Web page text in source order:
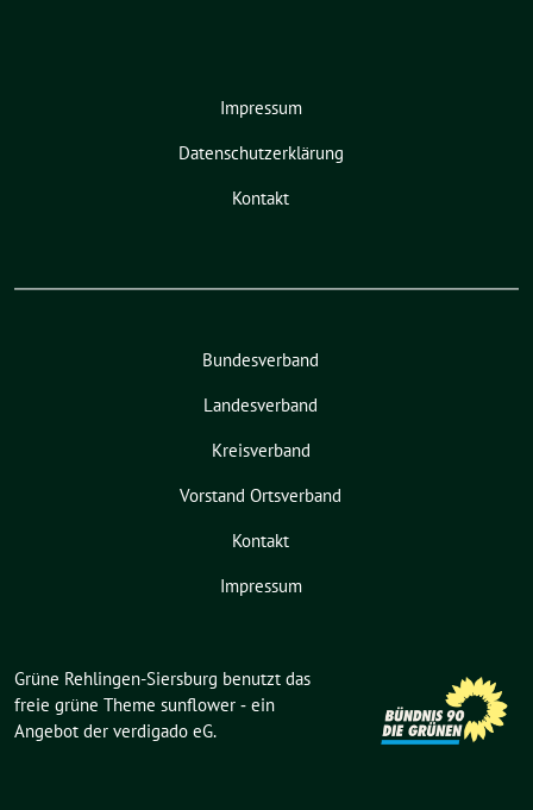
Impressum
Datenschutzerklärung
Kontakt
Bundesverband
Landesverband
Kreisverband
Vorstand Ortsverband
Kontakt
Impressum
Grüne Rehlingen-Siersburg benutzt das
freie grüne Theme sunflower ‐ ein
Angebot der verdigado eG.